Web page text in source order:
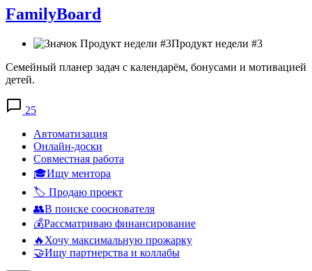
FamilyBoard
Продукт недели #3
Семейный планер задач с календарём, бонусами и мотивацией
детей.
25
Автоматизация
Онлайн-доски
Совместная работа
🎓Ищу ментора
🏷️ Продаю проект
👥В поиске сооснователя
💰Рассматриваю финансирование
🔥Хочу максимальную прожарку
🤝Ищу партнерства и коллабы